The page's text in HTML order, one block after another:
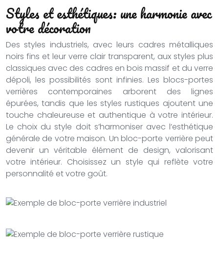
Styles et esthétiques: une harmonie avec
votre décoration
Des styles industriels, avec leurs cadres métalliques
noirs fins et leur verre clair transparent, aux styles plus
classiques avec des cadres en bois massif et du verre
dépoli, les possibilités sont infinies. Les blocs-portes
verrières contemporaines arborent des lignes
épurées, tandis que les styles rustiques ajoutent une
touche chaleureuse et authentique à votre intérieur.
Le choix du style doit s’harmoniser avec l’esthétique
générale de votre maison. Un bloc-porte verrière peut
devenir un véritable élément de design, valorisant
votre intérieur. Choisissez un style qui reflète votre
personnalité et votre goût.